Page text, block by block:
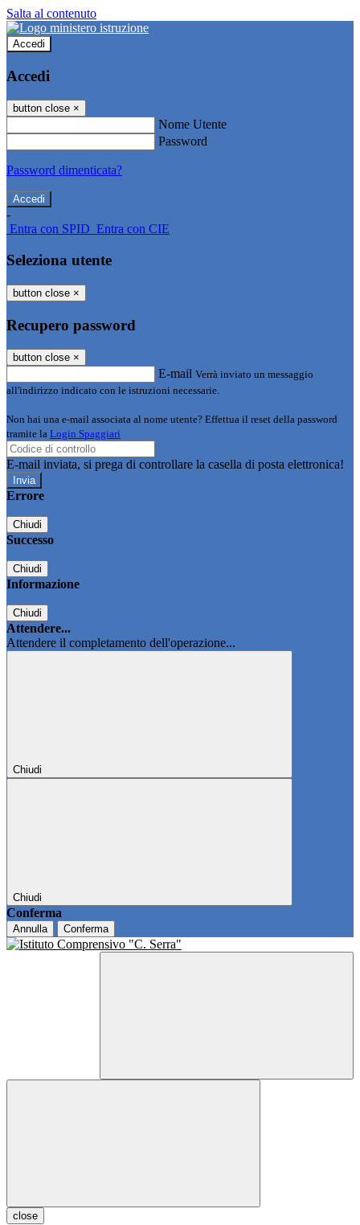
Salta al contenuto
Accedi
Accedi
button close ×
Nome Utente
Password
Password dimenticata?
-
Entra con SPID Entra con CIE
Seleziona utente
button close ×
Recupero password
button close ×
E-mail Verrà inviato un messaggio
all'indirizzo indicato con le istruzioni necessarie.
Non hai una e-mail associata al nome utente? Effettua il reset della password
tramite la Login Spaggiari
E-mail inviata, si prega di controllare la casella di posta elettronica!
Errore
Chiudi
Successo
Chiudi
Informazione
Chiudi
Attendere...
Attendere il completamento dell'operazione...
Chiudi
Chiudi
Conferma
Annulla Conferma
close